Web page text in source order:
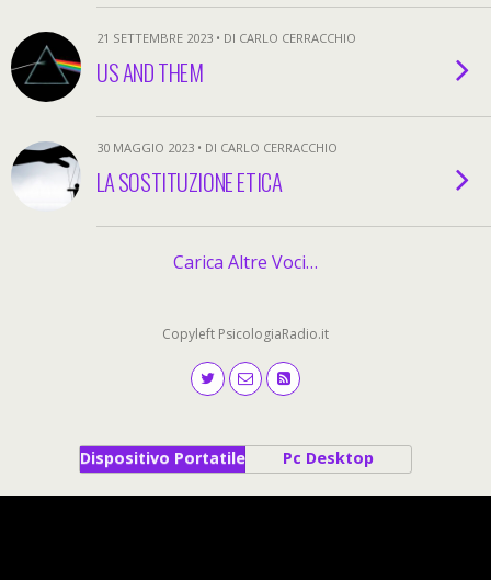
21 SETTEMBRE 2023 • DI CARLO CERRACCHIO
US AND THEM
30 MAGGIO 2023 • DI CARLO CERRACCHIO
LA SOSTITUZIONE ETICA
Carica Altre Voci…
Copyleft PsicologiaRadio.it
Dispositivo Portatile Pc Desktop